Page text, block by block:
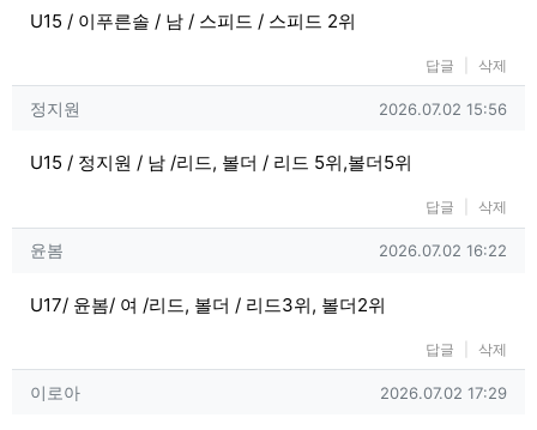
U15 / 이푸른솔 / 남 / 스피드 / 스피드 2위
답글 삭제
정지원님의 댓글
정지원 작성일
2026.07.02 15:56
U15 / 정지원 / 남 /리드, 볼더 / 리드 5위,볼더5위
답글 삭제
윤봄님의 댓글
윤봄 작성일
2026.07.02 16:22
U17/ 윤봄/ 여 /리드, 볼더 / 리드3위, 볼더2위
답글 삭제
이로아님의 댓글
이로아 작성일
2026.07.02 17:29